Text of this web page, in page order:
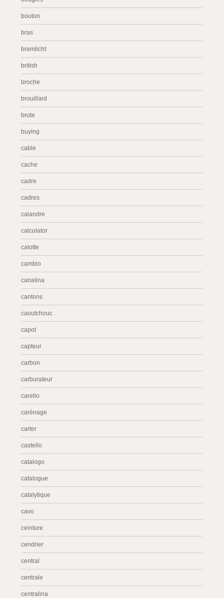
bouton
bras
bremlicht
british
broche
brouillard
brute
buying
cable
cache
cadre
cadres
calandre
calculator
calotte
cambio
canalina
cantons
caoutchouc
capot
capteur
carbon
carburateur
carello
carénage
carter
castello
catalogo
catalogue
catalytique
cavo
ceinture
cendrier
central
centrale
centralina